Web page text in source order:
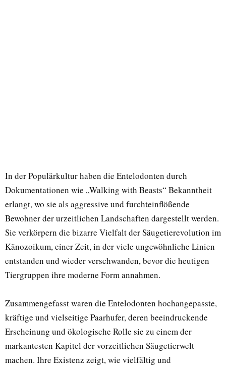
In der Populärkultur haben die Entelodonten durch
Dokumentationen wie „Walking with Beasts“ Bekanntheit
erlangt, wo sie als aggressive und furchteinflößende
Bewohner der urzeitlichen Landschaften dargestellt werden.
Sie verkörpern die bizarre Vielfalt der Säugetierevolution im
Känozoikum, einer Zeit, in der viele ungewöhnliche Linien
entstanden und wieder verschwanden, bevor die heutigen
Tiergruppen ihre moderne Form annahmen.
Zusammengefasst waren die Entelodonten hochangepasste,
kräftige und vielseitige Paarhufer, deren beeindruckende
Erscheinung und ökologische Rolle sie zu einem der
markantesten Kapitel der vorzeitlichen Säugetierwelt
machen. Ihre Existenz zeigt, wie vielfältig und